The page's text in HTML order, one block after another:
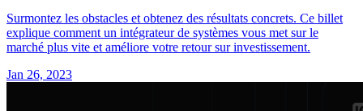
Surmontez les obstacles et obtenez des résultats concrets. Ce billet
explique comment un intégrateur de systèmes vous met sur le
marché plus vite et améliore votre retour sur investissement.
Jan 26, 2023